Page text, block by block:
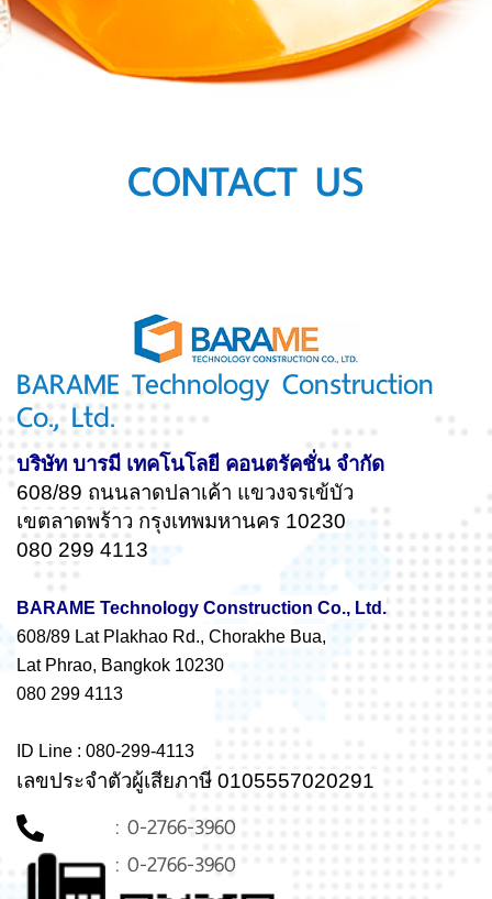
CONTACT US
BARAME Technology Construction
Co., Ltd.
บริษัท บารมี เทคโนโลยี คอนตรัคชั่น จำกัด
608/89 ถนนลาดปลาเค้า แขวงจรเข้บัว
เขตลาดพร้าว กรุงเทพมหานคร 10230
080 299 4113
BARAME Technology Construction Co., Ltd.
608/89 Lat Plakhao Rd., Chorakhe Bua,
Lat Phrao, Bangkok 10230
080 299 4113
ID Line : 080-299-4113
เลขประจำตัวผู้เสียภาษี 0105557020291
: 0-2766-3960
: 0-2766-3960